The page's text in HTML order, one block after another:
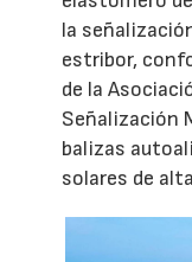
la
estribor,
de la
Señalización
balizas
solares de